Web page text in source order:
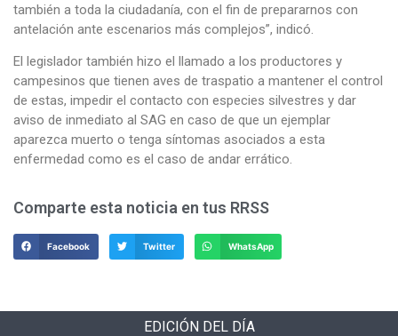
también a toda la ciudadanía, con el fin de prepararnos con
antelación ante escenarios más complejos”, indicó.
El legislador también hizo el llamado a los productores y
campesinos que tienen aves de traspatio a mantener el control
de estas, impedir el contacto con especies silvestres y dar
aviso de inmediato al SAG en caso de que un ejemplar
aparezca muerto o tenga síntomas asociados a esta
enfermedad como es el caso de andar errático.
Comparte esta noticia en tus RRSS
Facebook Twitter WhatsApp
EDICIÓN DEL DÍA